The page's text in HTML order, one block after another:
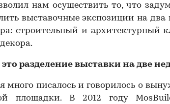
нам осуществить то, что
выставочные экспозиции на два
строительный и архитектурный
разделение выставки на две
много писалось и говорилось о
площадки. В 2012 году